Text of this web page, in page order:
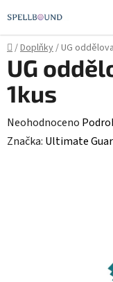
na
obsah
Domů
/Doplňky/UG
UG
1kus
Průměrné
hodnocení
Neohodnoceno
Značka: Ultimate